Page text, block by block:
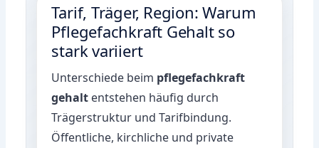
Tarif, Träger, Region: Warum
Pflegefachkraft Gehalt so
stark variiert
Unterschiede beim pflegefachkraft
gehalt entstehen häufig durch
Trägerstruktur und Tarifbindung.
Öffentliche, kirchliche und private